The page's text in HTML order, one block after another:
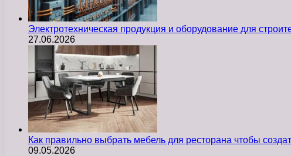
Электротехническая продукция и оборудование для
27.06.2026
Как правильно выбрать мебель для ресторана чтобы
09.05.2026